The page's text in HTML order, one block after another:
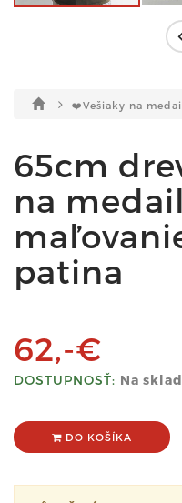
❤️Vešiaky na
65cm
na
patina
62,-€
DOSTUPNOSŤ: Na
DO KOŠÍKA